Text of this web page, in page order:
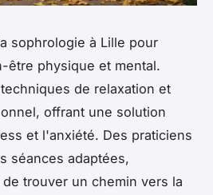
sophrologie à Lille pour
être physique et mental.
de relaxation et
offrant une solution
et l'anxiété. Des praticiens
séances adaptées,
trouver un chemin vers la